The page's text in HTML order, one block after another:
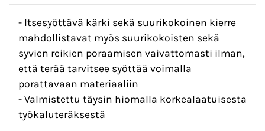
- Itsesyöttävä kärki sekä suurikokoinen kierre
mahdollistavat myös suurikokoisten sekä
syvien reikien poraamisen vaivattomasti ilman,
että terää tarvitsee syöttää voimalla
porattavaan materiaaliin
- Valmistettu täysin hiomalla korkealaatuisesta
työkaluteräksestä